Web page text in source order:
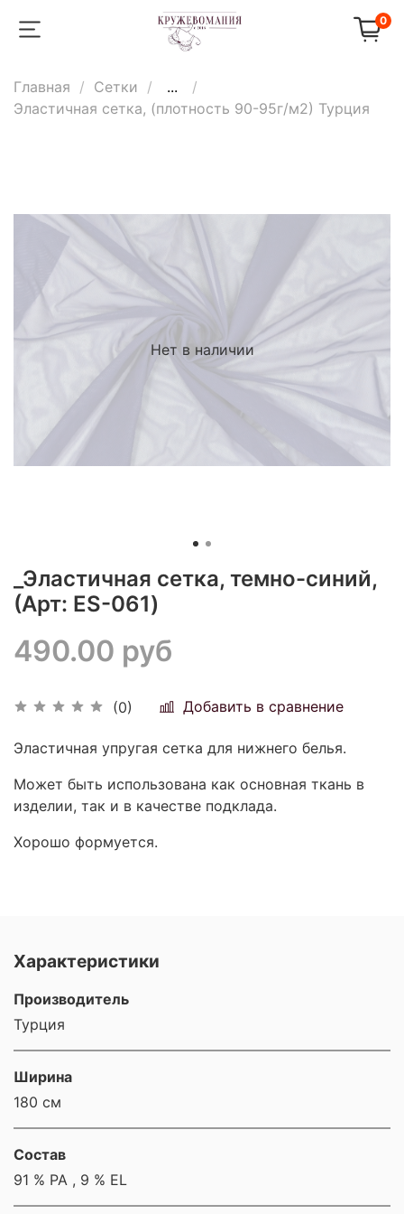
0
Главная Сетки
...
Эластичная сетка, (плотность 90-95г/м2) Турция
Нет в наличии
_Эластичная сетка, темно-синий,
(Арт: ES-061)
(0) Добавить в сравнение
490.00 руб
Эластичная упругая сетка для нижнего белья.
Может быть использована как основная ткань в
изделии, так и в качестве подклада.
Хорошо формуется.
Характеристики
Производитель
Турция
Ширина
180 см
Состав
91 % PA , 9 % EL